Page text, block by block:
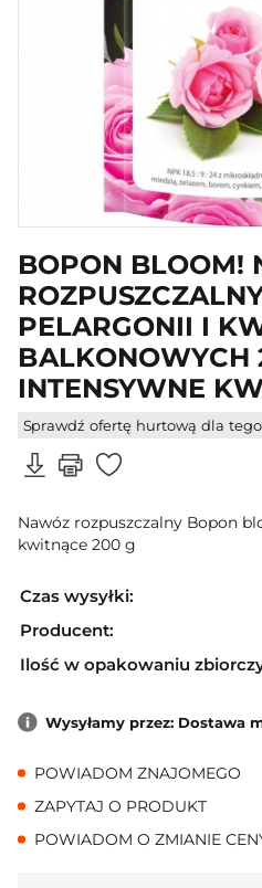
BOPON BLOOM!
PELARGONII I
BALKONOWYCH
INTENSYWNE
Sprawdź ofertę hurtową dla
Nawóz rozpuszczalny Bopon
kwitnące 200 g
Czas wysyłki:
Producent:
Ilość w opakowaniu
Wysyłamy przez: Dostawa
POWIADOM ZNAJOMEGO
ZAPYTAJ O PRODUKT
POWIADOM O ZMIANIE